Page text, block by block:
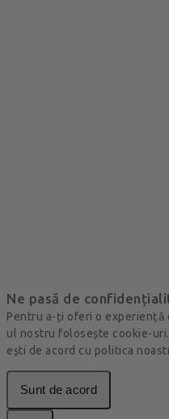
Ne pasă de
Pentru a-ți oferi o experiență
ul nostru folosește cookie-
ești de acord cu politica
Sunt de acord